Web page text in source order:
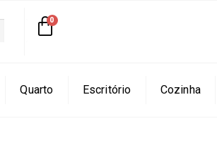
Quarto Escritório Cozinha